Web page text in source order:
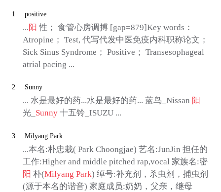
1 positive
...阳 性； 食管心房调搏 [gap=879]Key words：
Atropine； Test, 代写代发中医免疫内科职称论文；
Sick Sinus Syndrome； Positive； Transesophageal
atrial pacing ...
2 Sunny
... 水是最好的药...水是最好的药... 蓝鸟_Nissan 阳
光_ Sunny十五铃_ISUZU ...
3 Milyang Park
...本名:朴忠栽( Park Choongjae) 艺名:JunJin 担任的
工作:Higher and middle pitched rap,vocal 家族名:密
阳 朴(Milyang Park) 绰号:补充剂，杀虫剂，捕虫剂
(源于本名的谐音) 家庭成员:奶奶，父亲，继母